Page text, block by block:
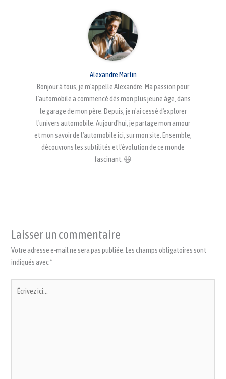
Alexandre Martin
Bonjour à tous, je m'appelle Alexandre. Ma passion pour
l'automobile a commencé dès mon plus jeune âge, dans
le garage de mon père. Depuis, je n'ai cessé d'explorer
l'univers automobile. Aujourd'hui, je partage mon amour
et mon savoir de l'automobile ici, sur mon site. Ensemble,
découvrons les subtilités et l'évolution de ce monde
fascinant. 😃
Laisser un commentaire
Votre adresse e-mail ne sera pas publiée. Les champs obligatoires sont
indiqués avec*
ici…